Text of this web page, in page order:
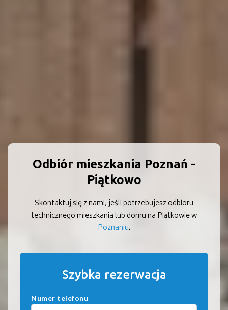
Odbiór mieszkania Poznań -
Piątkowo
Skontaktuj się z nami, jeśli potrzebujesz odbioru
technicznego mieszkania lub domu na Piątkowie w
Poznaniu.
Szybka rezerwacja
Numer telefonu